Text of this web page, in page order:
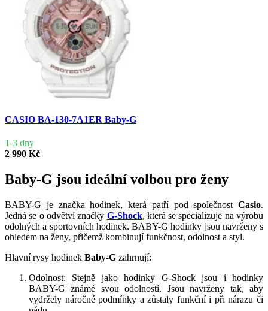
CASIO BA-130-7A1ER Baby-G
1-3 dny
2 990 Kč
Baby-G jsou ideální volbou pro ženy
BABY-G je značka hodinek, která patří pod společnost Casio.
Jedná se o odvětví značky G-Shock, která se specializuje na výrobu
odolných a sportovních hodinek. BABY-G hodinky jsou navrženy s
ohledem na ženy, přičemž kombinují funkčnost, odolnost a styl.
Hlavní rysy hodinek Baby-G zahrnují:
Odolnost: Stejně jako hodinky G-Shock jsou i hodinky
BABY-G známé svou odolností. Jsou navrženy tak, aby
vydržely náročné podmínky a zůstaly funkční i při nárazu či